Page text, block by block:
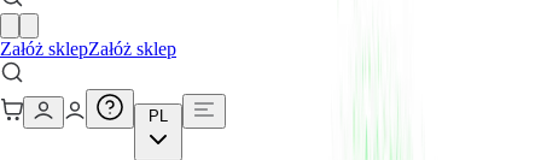
Załóż sklepZałóż sklep
PL